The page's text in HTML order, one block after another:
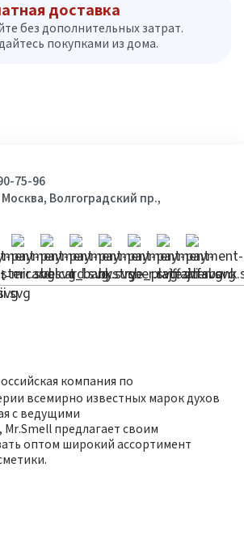
доставка
без дополнительных затрат.
покупками из дома.
75-96
Москва, Волгоградский пр.,
компания по
всемирно известных марок духов
с ведущими
предлагает своим
оптом широкий ассортимент